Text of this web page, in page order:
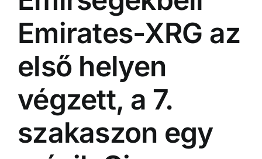
Emirates-XRG az
első helyen
végzett, a 7.
szakaszon egy